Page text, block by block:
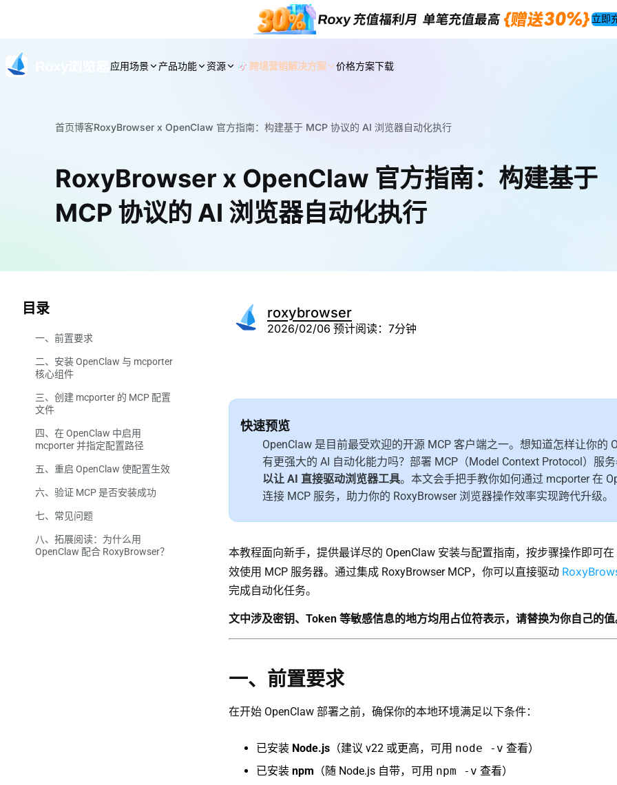
立即
应用场景 产品功能 资源 跨境营销解决方案 价格方案下载
首页博客RoxyBrowser x OpenClaw 官方指南：构建基于 MCP 协议的 AI 浏览器自动化执行
RoxyBrowser x OpenClaw 官方指南：构建基于
MCP 协议的 AI 浏览器自动化执行
目录
一、前置要求
二、安装 OpenClaw 与 mcporter
核心组件
2.1 安装 OpenClaw（如未安
装）
2.2 安装 mcporter
三、创建 mcporter 的 MCP 配置
文件
3.1 配置文件路径（按系统）
四、在 OpenClaw 中启用
mcporter 并指定配置路径
4.1 OpenClaw 配置文件的路径
4.2 在 openclaw.json 里添加
五、重启 OpenClaw 使配置生效
六、验证 MCP 是否安装成功
6.1 使用 mcporter list 指令验
6.2 在 OpenClaw 对话框验证
七、常见问题
八、拓展阅读：为什么用
OpenClaw 配合 RoxyBrowser？
roxybrowser
2026/02/06 预计阅读：7分钟
快速预览
OpenClaw 是目前最受欢迎的开源 MCP 客户端之一。想知道怎样让你的
有更强大的 AI 自动化能力吗？部署 MCP（Model Context Protocol）服
以让 AI 直接驱动浏览器工具。本文会手把手教你如何通过 mcporter 在
连接 MCP 服务，助力你的 RoxyBrowser 浏览器操作效率实现跨代升级。
本教程面向新手，提供最详尽的 OpenClaw 安装与配置指南，按步骤操作即可在
效使用 MCP 服务器。通过集成 RoxyBrowser MCP，你可以直接驱动
完成自动化任务。
文中涉及密钥、Token 等敏感信息的地方均用占位符表示，请替换为你自己的
一、前置要求
在开始 OpenClaw 部署之前，确保你的本地环境满足以下条件：
已安装 Node.js （建议 v22 或更高，可用 node -v 查看）
已安装 npm （随 Node.js 自带，可用 npm -v 查看）